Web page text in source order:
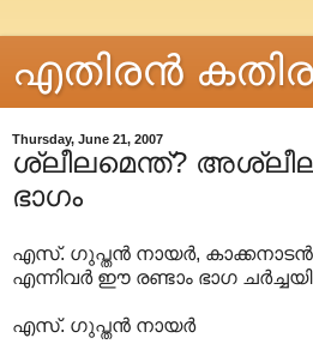
എതിരന്‍
Thursday, June 21, 2007
ശ്ലീലമെന്ത്?
ഭാഗം
എസ്. ഗുപ്തന്‍ നായര്‍, കാക്കനാടന്‍,
എന്നിവര്‍ ഈ രണ്ടാം ഭാഗ
എസ്. ഗുപ്തന്‍ നായര്‍